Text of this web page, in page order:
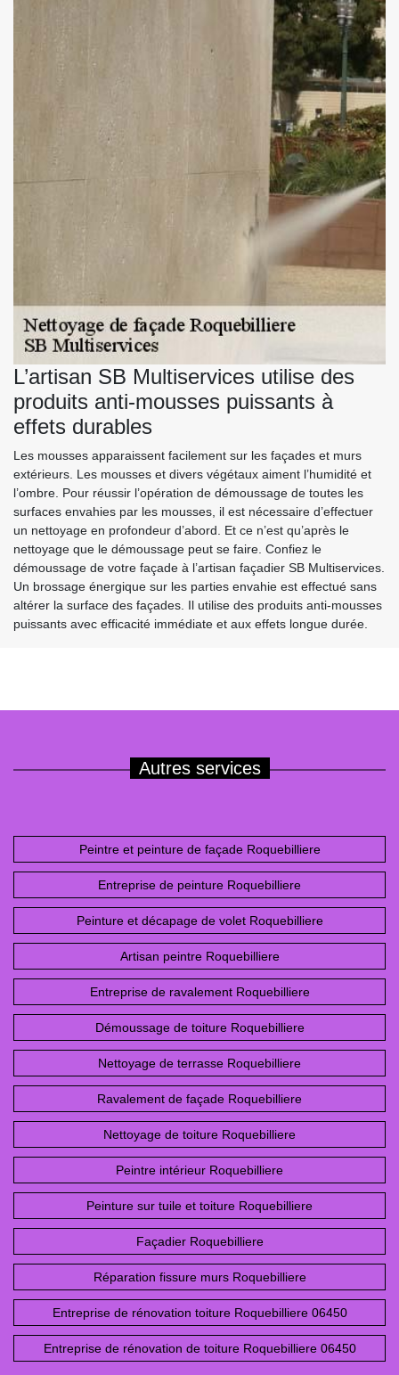
L’artisan SB Multiservices utilise des
produits anti-mousses puissants à
effets durables
Les mousses apparaissent facilement sur les façades et murs
extérieurs. Les mousses et divers végétaux aiment l’humidité et
l’ombre. Pour réussir l’opération de démoussage de toutes les
surfaces envahies par les mousses, il est nécessaire d’effectuer
un nettoyage en profondeur d’abord. Et ce n’est qu’après le
nettoyage que le démoussage peut se faire. Confiez le
démoussage de votre façade à l’artisan façadier SB Multiservices.
Un brossage énergique sur les parties envahie est effectué sans
altérer la surface des façades. Il utilise des produits anti-mousses
puissants avec efficacité immédiate et aux effets longue durée.
Autres services
Peintre et peinture de façade Roquebilliere
Entreprise de peinture Roquebilliere
Peinture et décapage de volet Roquebilliere
Artisan peintre Roquebilliere
Entreprise de ravalement Roquebilliere
Démoussage de toiture Roquebilliere
Nettoyage de terrasse Roquebilliere
Ravalement de façade Roquebilliere
Nettoyage de toiture Roquebilliere
Peintre intérieur Roquebilliere
Peinture sur tuile et toiture Roquebilliere
Façadier Roquebilliere
Réparation fissure murs Roquebilliere
Entreprise de rénovation toiture Roquebilliere 06450
Entreprise de rénovation de toiture Roquebilliere 06450